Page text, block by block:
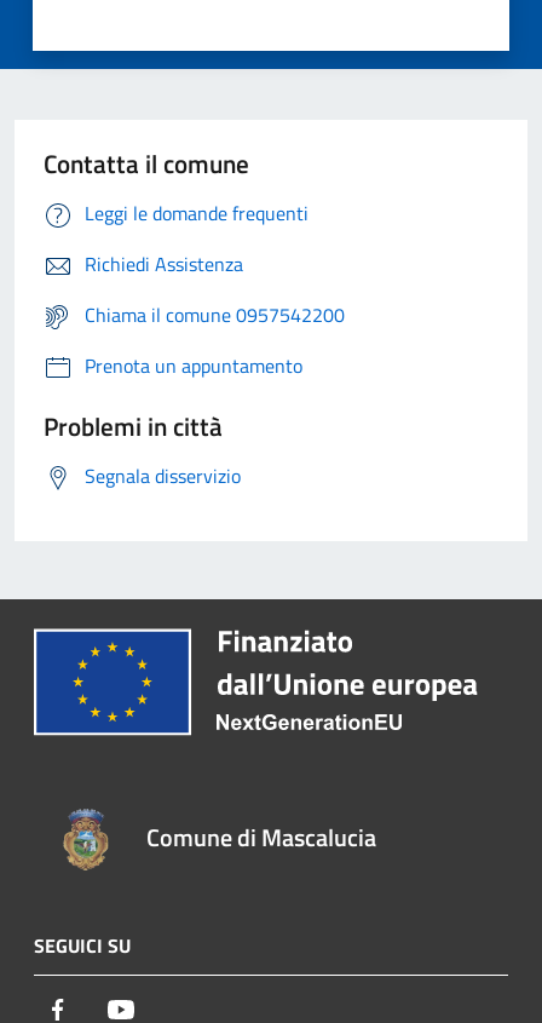
Contatta il comune
Leggi le domande frequenti
Richiedi Assistenza
Chiama il comune 0957542200
Prenota un appuntamento
Problemi in città
Segnala disservizio
Comune di Mascalucia
SEGUICI SU
Facebook